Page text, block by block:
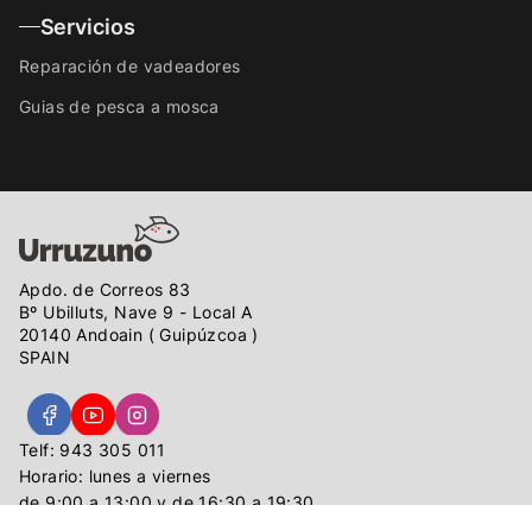
Servicios
Reparación de vadeadores
Guias de pesca a mosca
Apdo. de Correos 83
Bº Ubilluts, Nave 9 - Local A
20140 Andoain ( Guipúzcoa )
SPAIN
Telf: 943 305 011
Horario: lunes a viernes